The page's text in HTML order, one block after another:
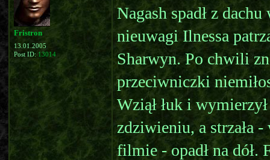
Fristron
13.01.2005
Post ID: 13014
Nagash spadł z
nieuwagi Ilnessa
Sharwyn. Po chwili
przeciwniczki
Wziął łuk i
zdziwieniu, a strzała
filmie - opadł na dół.